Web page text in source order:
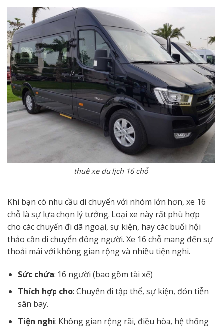
thuê xe du lịch 16 chỗ
Khi bạn có nhu cầu di chuyển với nhóm lớn hơn, xe 16
chỗ là sự lựa chọn lý tưởng. Loại xe này rất phù hợp
cho các chuyến đi dã ngoại, sự kiện, hay các buổi hội
thảo cần di chuyển đông người. Xe 16 chỗ mang đến sự
thoải mái với không gian rộng và nhiều tiện nghi.
Sức chứa: 16 người (bao gồm tài xế)
Thích hợp cho: Chuyến đi tập thể, sự kiện, đón tiễn
sân bay.
Tiện nghi: Không gian rộng rãi, điều hòa, hệ thống